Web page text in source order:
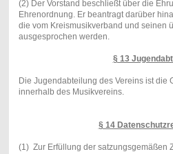
(2) Der Vorstand beschließt über die
Ehrenordnung. Er beantragt darüber
die vom Kreismusikverband und seinen
ausgesprochen werden.
§ 13
Die Jugendabteilung des Vereins ist die
innerhalb des Musikvereins.
§ 14
(1) Zur Erfüllung der satzungsgemäßen